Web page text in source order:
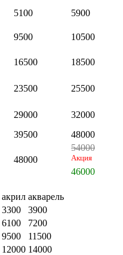
5100
5900
9500
10500
16500 18500
23500 25500
29000
32000
39500 48000
48000
54000
Акция
46000
акрил акварель
3300
3900
6100
7200
9500
11500
12000 14000